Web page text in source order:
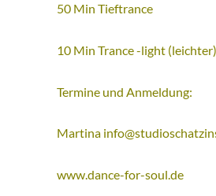
50 Min Tieftrance
10 Min Trance -light
Termine und Anmeldung:
Martina
www.dance-for-soul.de